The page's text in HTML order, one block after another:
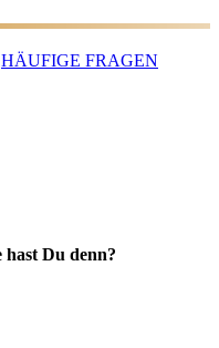
HÄUFIGE FRAGEN
Du denn?